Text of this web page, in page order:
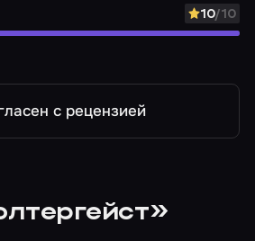
10/10
с рецензией